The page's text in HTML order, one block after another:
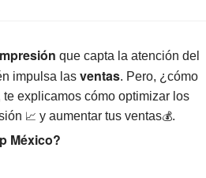
que capta la atención del
impulsa las ventas. Pero, ¿cómo
explicamos cómo optimizar los
📈 y aumentar tus ventas💰.
México?